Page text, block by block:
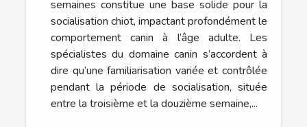
semaines constitue une base solide pour la
socialisation chiot, impactant profondément le
comportement canin à l’âge adulte. Les
spécialistes du domaine canin s’accordent à
dire qu’une familiarisation variée et contrôlée
pendant la période de socialisation, située
entre la troisième et la douzième semaine,...